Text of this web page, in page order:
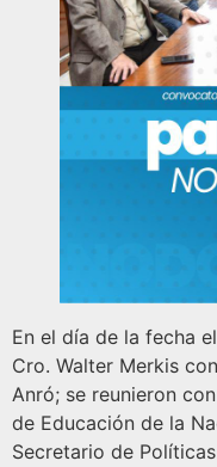
En el día de la fecha
Cro. Walter Merkis
Anró; se reunieron
de Educación de la
Secretario de